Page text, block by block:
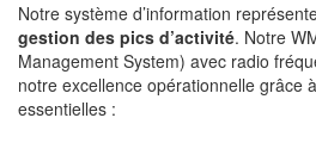
Notre système d’information
gestion des pics d’activité. Notre
Management System) avec radio
notre excellence opérationnelle grâce
essentielles :